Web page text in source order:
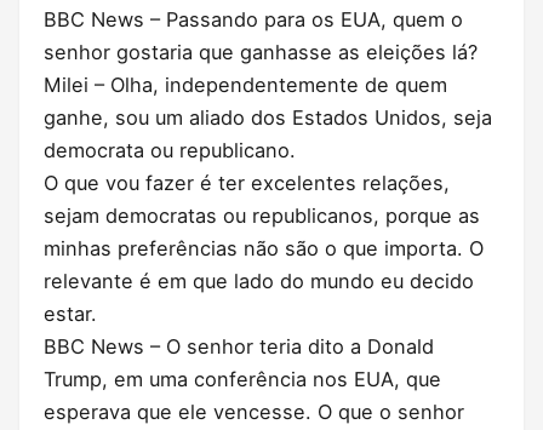
BBC News – Passando para os EUA, quem o
senhor gostaria que ganhasse as eleições lá?
Milei – Olha, independentemente de quem
ganhe, sou um aliado dos Estados Unidos, seja
democrata ou republicano.
O que vou fazer é ter excelentes relações,
sejam democratas ou republicanos, porque as
minhas preferências não são o que importa. O
relevante é em que lado do mundo eu decido
estar.
BBC News – O senhor teria dito a Donald
Trump, em uma conferência nos EUA, que
esperava que ele vencesse. O que o senhor